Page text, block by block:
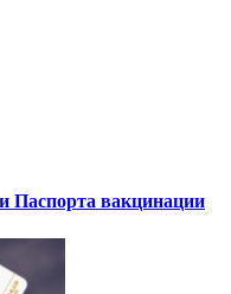
Паспорта вакцинации